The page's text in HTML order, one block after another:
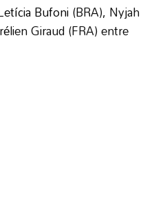
Bufoni(BRA), Nyjah
Giraud (FRA) entre